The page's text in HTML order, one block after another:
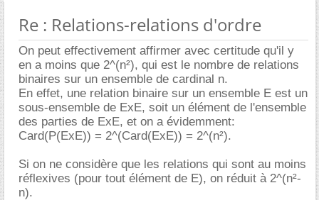
Re : Relations-relations d'ordre
On peut effectivement affirmer avec certitude qu'il y
en a moins que 2^(n²), qui est le nombre de relations
binaires sur un ensemble de cardinal n.
En effet, une relation binaire sur un ensemble E est un
sous-ensemble de ExE, soit un élément de l'ensemble
des parties de ExE, et on a évidemment:
Card(P(ExE)) = 2^(Card(ExE)) = 2^(n²).
Si on ne considère que les relations qui sont au moins
réflexives (pour tout élément de E), on réduit à 2^(n²-
n).